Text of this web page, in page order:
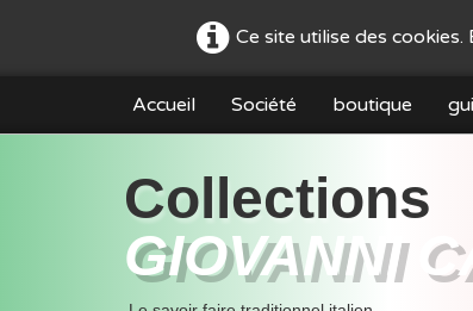
Ce site utilise des
Accueil Société boutique
Collections
GIOVANNI